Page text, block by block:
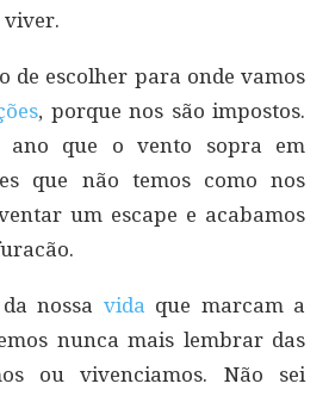
viver.
de escolher para onde vamos
, porque nos são impostos.
ano que o vento sopra em
que não temos como nos
um escape e acabamos
nossa vida que marcam a
nunca mais lembrar das
ou vivenciamos. Não sei